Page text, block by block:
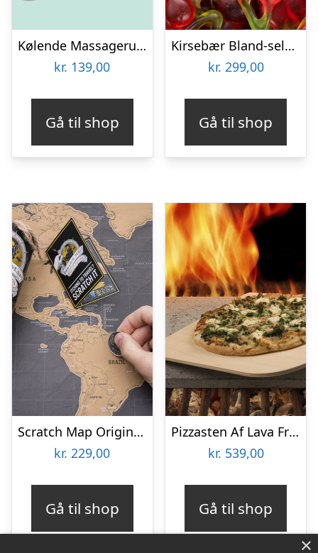
Kølende Massageruller
kr. 139,00
Gå til shop
Kirsebær Bland-selv slik i kasser 2,4 kg
kr. 299,00
Gå til shop
Scratch Map Original Deluxe
kr. 229,00
Gå til shop
Pizzasten Af Lava Fra Etna
kr. 539,00
Gå til shop
×